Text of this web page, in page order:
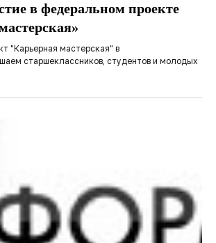
в федеральном проекте
"Карьерная мастерская" в
старшеклассников, студентов и молодых